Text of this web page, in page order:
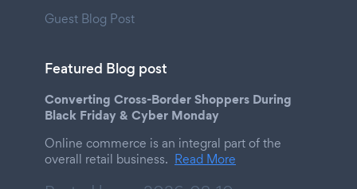
Guest Blog Post
Featured Blog post
Converting Cross-Border Shoppers During
Black Friday & Cyber Monday
Online commerce is an integral part of the
overall retail business. Read More